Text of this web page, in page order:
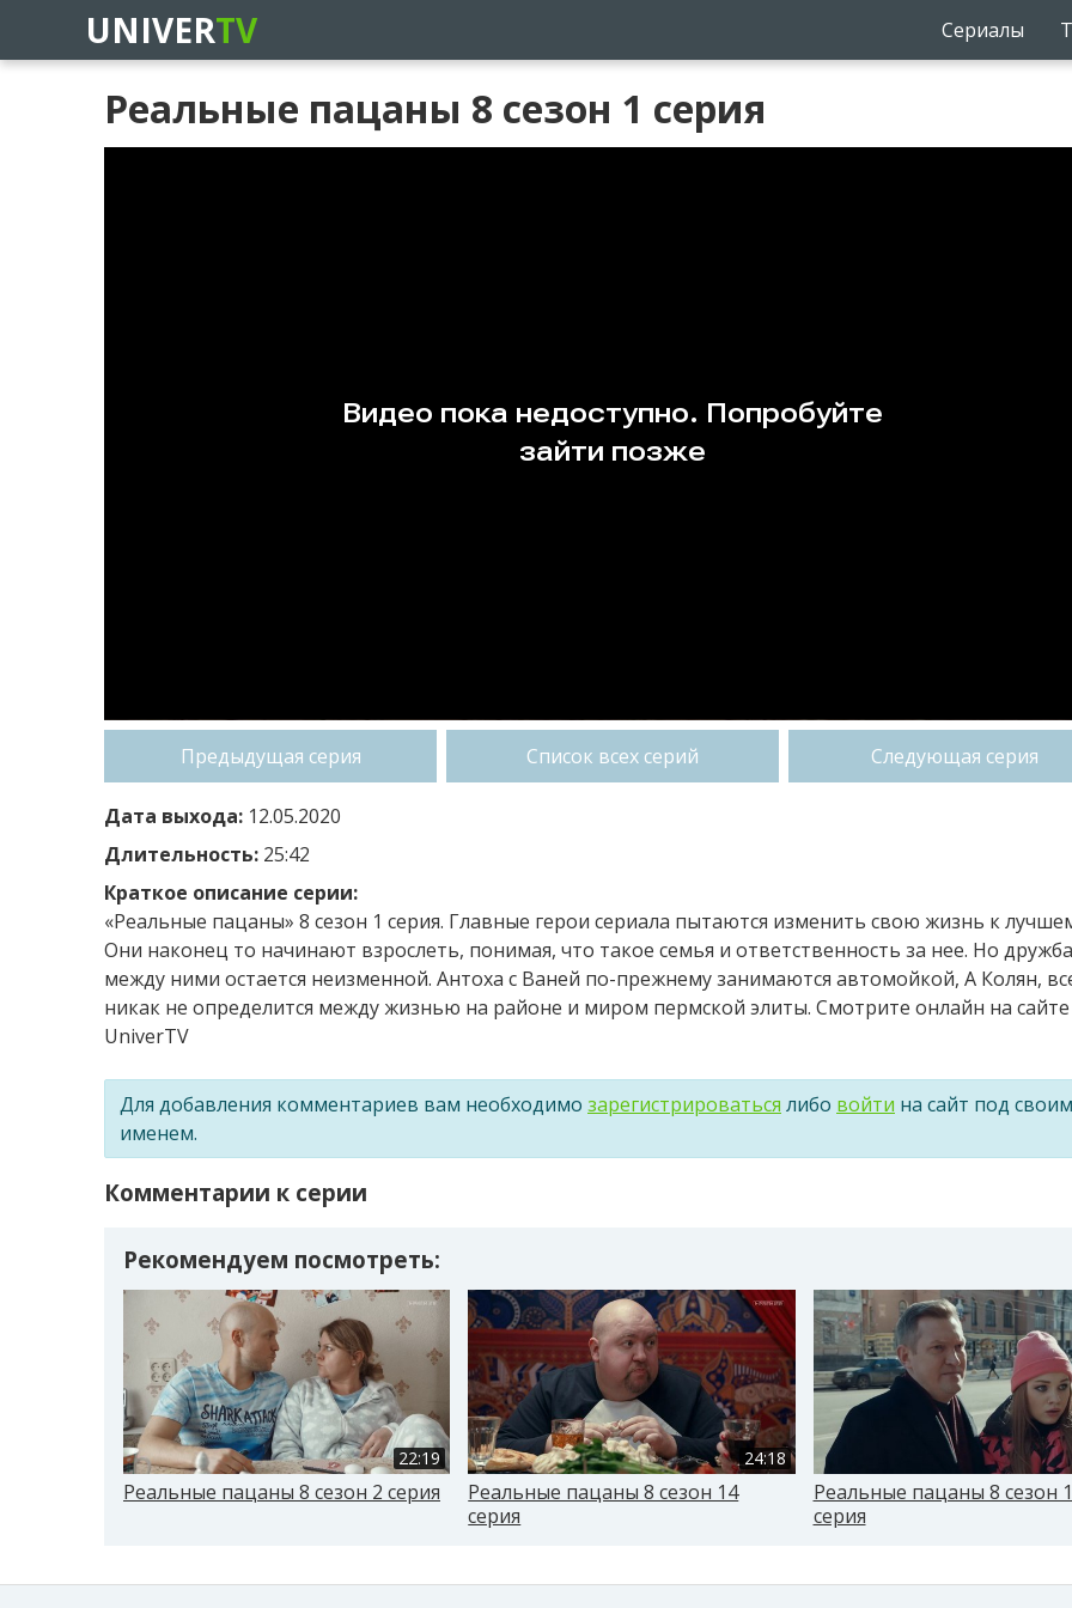
UNIVERTV Сериалы
Реальные пацаны 8 сезон 1 серия
Предыдущая серия Список всех серий Следующая серия
Дата выхода: 12.05.2020
Длительность: 25:42
Краткое описание серии:
«Реальные пацаны» 8 сезон 1 серия. Главные герои сериала пытаются изменить свою жизнь к
Они наконец то начинают взрослеть, понимая, что такое семья и ответственность за нее. Но дружба
между ними остается неизменной. Антоха с Ваней по-прежнему занимаются автомойкой, А Колян,
никак не определится между жизнью на районе и миром пермской элиты. Смотрите онлайн на сайте
UniverTV
Для добавления комментариев вам необходимо зарегистрироваться либо войти на сайт под своим
именем.
Комментарии к серии
Рекомендуем посмотреть:
22:19
Реальные пацаны 8 сезон 2 серия
24:18
Реальные пацаны 8 сезон 14
серия
Реальные пацаны 8 сезон
серия